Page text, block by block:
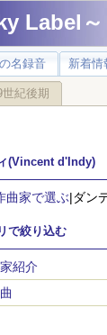
Label～
名録音 新着情
世紀後期
(Vincent d'Indy)
曲家で選ぶ|ダン
で絞り込む
紹介